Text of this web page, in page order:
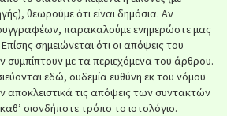
θεωρούμε ότι είναι δημόσια. Αν
παρακαλούμε ενημερώστε μας
σημειώνεται ότι οι απόψεις του
συμπίπτουν με τα περιεχόμενα του άρθρου.
εδώ, ουδεμία ευθύνη εκ του νόμου
τις απόψεις των συντακτών
οιονδήποτε τρόπο το ιστολόγιο.